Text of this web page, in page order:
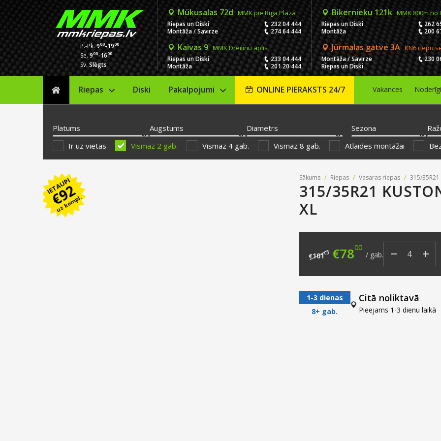
P.-Pk.900-1900
Se.900-1600
Sv.Slēgts
Mūkusalas 72d MMK pie Riga Plaza
Riepas un Diski
232 04 444
Montāža / Savirze
274 64 444
Biķernieku 121k MMK 800m no
Riepas un Diski
262
Montāža
200
Kaivas 9 MMK Dreiliņu aplis
Riepas un Diski
233 04 444
Montāža
201 20 444
Jūrmalas gatve 3A KN6 riepu
Montāža / Savirze
230
Riepas un Diski
Sākums
Riepas Diski Pakalpojumi ONLINE PIERAKSTS 24/7 Vakances Noderīgi
Platums Augstums Diametrs Sezona
Ir uz vietas Vismaz 2 gab. Vismaz 4 gab. Vismaz 8 gab. Atlaides montāžai
IETAUPI
€
92
uz kompl.
Sākums / Riepas / Vasaras riepas / 315/35R21
315/35R21
XL
€10100 Original price was:
€7800 Current price
/ gab.
1-3 dienas
8+ gab.
Citā noliktavā
Pieejams 1-3 dienu laikā